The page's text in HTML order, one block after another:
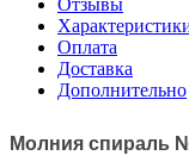
Оплата
Доставка
Дополнительно
Молния спираль